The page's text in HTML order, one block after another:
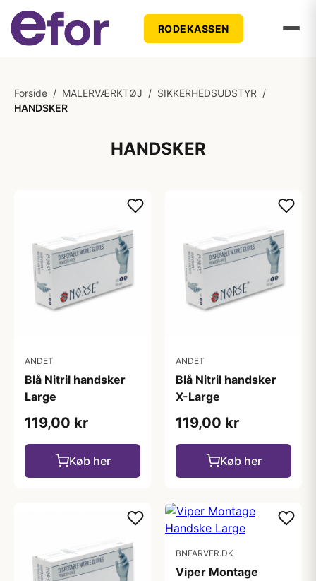
RODEKASSEN
Forside / MALERVÆRKTØJ / SIKKERHEDSUDSTYR /
HANDSKER
HANDSKER
ANDET
Blå Nitril handsker
Large
119,00 kr
Køb her
ANDET
Blå Nitril handsker
X-Large
119,00 kr
Køb her
BNFARVER.DK
Viper Montage